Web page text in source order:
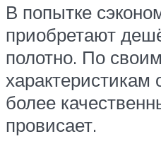
В попытке
приобретают
полотно. По своим
характеристикам
более
провисает.